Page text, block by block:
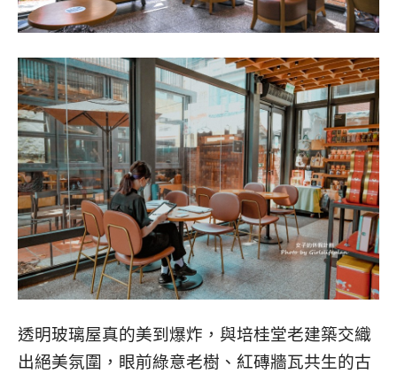
透明玻璃屋真的美到爆炸，與培桂堂老建築交織
出絕美氛圍，眼前綠意老樹、紅磚牆瓦共生的古